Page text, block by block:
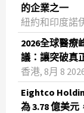
的企業之一
紐約和印度諾
2026全球醫療
議：讓突破真
香港, 8月 8
Eightco
為 3.78 億美